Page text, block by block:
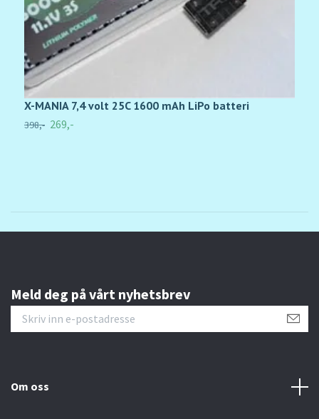
X-MANIA 7,4 volt 25C 1600 mAh LiPo batteri
398,- 269,-
Meld deg på vårt nyhetsbrev
Om oss